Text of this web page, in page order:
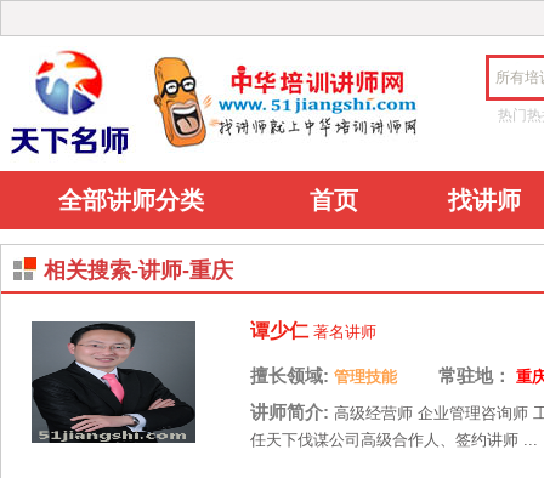
所有培
热门
全部讲师分类 首页 找讲师
相关搜索-讲师-重庆
谭少仁 著名讲师
擅长领域: 管理技能 常驻地： 重
讲师简介: 高级经营师 企业管理咨询师
任天下伐谋公司高级合作人、签约讲师 ...